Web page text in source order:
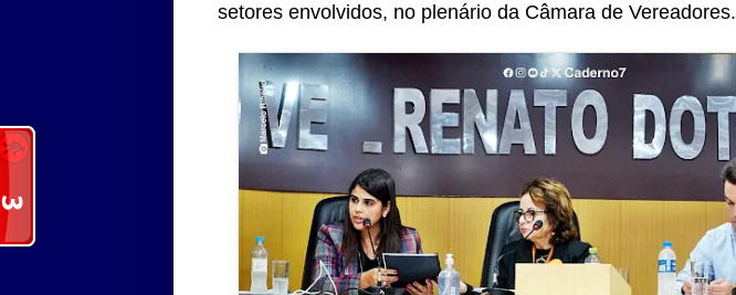
setores envolvidos, no plenário da Câmara de Vereadores.